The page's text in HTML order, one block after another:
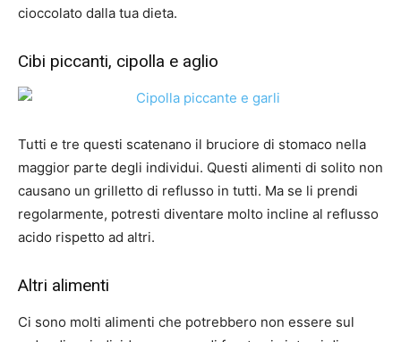
cioccolato dalla tua dieta.
Cibi piccanti, cipolla e aglio
Tutti e tre questi scatenano il bruciore di stomaco nella
maggior parte degli individui. Questi alimenti di solito non
causano un grilletto di reflusso in tutti. Ma se li prendi
regolarmente, potresti diventare molto incline al reflusso
acido rispetto ad altri.
Altri alimenti
Ci sono molti alimenti che potrebbero non essere sul